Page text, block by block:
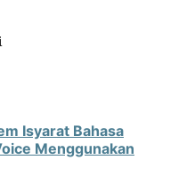
Isyarat Bahasa
Menggunakan